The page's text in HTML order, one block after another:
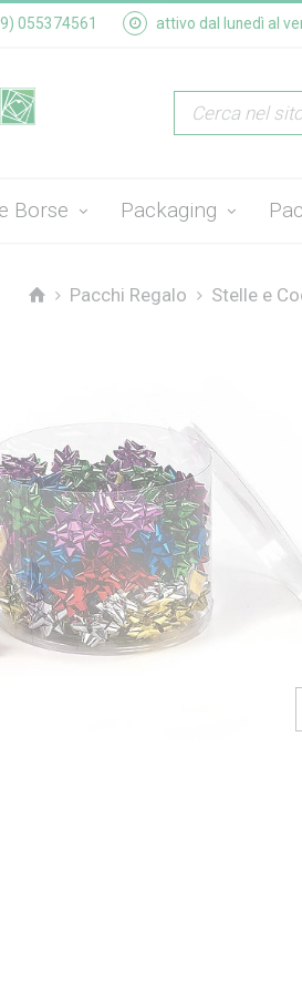
055374561 attivo dal lunedì al
Borse Packaging
Pacchi Regalo Stelle e